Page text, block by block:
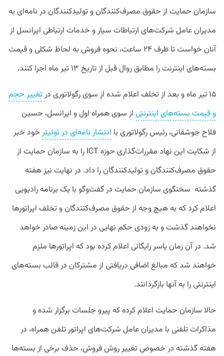
سازمان حمایت از حقوق مصرف‌کنندگان و تولیدکنندگان در نامه‌ای به
مدیران عامل شرکت‌های ارتباطات سیار و خدمات ارتباطی ایرانسل از
آنان خواست تا ظرف ۲۴ ساعت، نحوه فروش به لحاظ شکلی و قیمت
بسته‌های اینترنت را مطابق روال قبل از تاریخ ۱۳ تیر ماه اجرا کنند.
۱۵ تیر ماه و بعد از تخلف اعلام شده از سوی رگولاتوری در
تغییر حجم
و قیمت بسته‌های اینترنتی از سوی همراه اول و ایرانسل، حسین
فلاح جوشقانی، رئیس رگولاتوری با انتشار نامه‌ای در توئیتر خود خبر
از شکایت این نهاد مقررات‌گذاری حوزه ICT را به سازمان حمایت از
حقوق مصرف‌کنندگان و تولیدکنندگان را داد. در نهایت نیز هفته
گذشته سخنگوی سازمان حمایت در گفت‌وگو با یک برنامه رادیویی
اعلام کرد که به هیچ وجه از حقوق مصرف‌کنندگان و تخلف اپراتورها
نخواهند گذشت و به زودی حکم نهایی در این زمینه صادر خواهد
شد. در آن زمان یاسر رایگانی اعلام کرده بود که اپراتورها ملزم
خواهند شد که مبالغ اضافی دریافتی از مشترکان در قالب بسته‌های
اینترنتی را به آنها بازگردانند.
حالا سازمان حمایت اعلام کرده که پیرو جلسات برگزار شده و
مذاکرات تلفنی با مدیران عامل شرکت‌های اپراتور تلفن همراه، در
هفته گذشته در خصوص تغییر روش فروش، حذف برخی از بسته‌ها